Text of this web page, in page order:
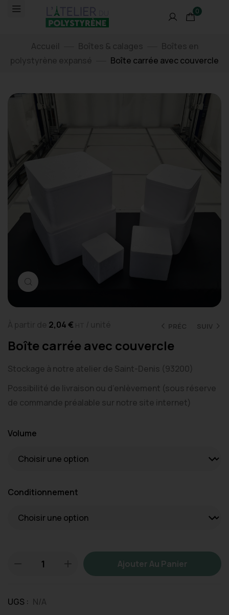
0
Accueil Boîtes & calages
Boîtes en
polystyrène expansé
Boîte carrée avec couvercle
Cliquez pour agrandir
PRÉC SUIV
2,04€
Boîte carrée avec couvercle
Stockage à notre atelier de Saint-Denis (93200)
Possibilité de livraison ou d’enlèvement (sous réserve
de commande préalable sur notre site internet)
Volume
Conditionnement
Ajouter Au Panier
UGS : N/A